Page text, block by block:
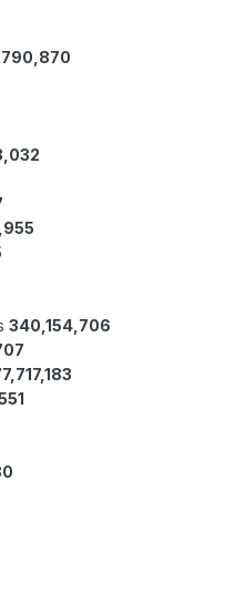
340,154,706